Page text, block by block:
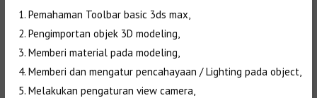
Pemahaman Toolbar basic 3ds max,
Pengimportan objek 3D modeling,
Memberi material pada modeling,
Memberi dan mengatur pencahayaan / Lighting pada object,
Melakukan pengaturan view camera,